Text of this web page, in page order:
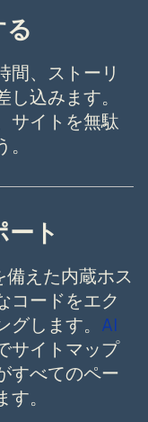
間、ストーリ
込みます。
サイトを無駄
ト
備えた内蔵ホス
コードをエク
します。 AI
サイトマップ
すべてのペー
。